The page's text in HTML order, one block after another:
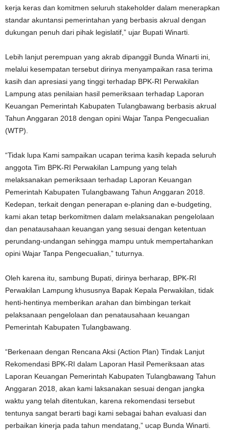
kerja keras dan komitmen seluruh stakeholder dalam menerapkan
standar akuntansi pemerintahan yang berbasis akrual dengan
dukungan penuh dari pihak legislatif,” ujar Bupati Winarti.
Lebih lanjut perempuan yang akrab dipanggil Bunda Winarti ini,
melalui kesempatan tersebut dirinya menyampaikan rasa terima
kasih dan apresiasi yang tinggi terhadap BPK-RI Perwakilan
Lampung atas penilaian hasil pemeriksaan terhadap Laporan
Keuangan Pemerintah Kabupaten Tulangbawang berbasis akrual
Tahun Anggaran 2018 dengan opini Wajar Tanpa Pengecualian
(WTP).
“Tidak lupa Kami sampaikan ucapan terima kasih kepada seluruh
anggota Tim BPK-RI Perwakilan Lampung yang telah
melaksanakan pemeriksaan terhadap Laporan Keuangan
Pemerintah Kabupaten Tulangbawang Tahun Anggaran 2018.
Kedepan, terkait dengan penerapan e-planing dan e-budgeting,
kami akan tetap berkomitmen dalam melaksanakan pengelolaan
dan penatausahaan keuangan yang sesuai dengan ketentuan
perundang-undangan sehingga mampu untuk mempertahankan
opini Wajar Tanpa Pengecualian,” tuturnya.
Oleh karena itu, sambung Bupati, dirinya berharap, BPK-RI
Perwakilan Lampung khususnya Bapak Kepala Perwakilan, tidak
henti-hentinya memberikan arahan dan bimbingan terkait
pelaksanaan pengelolaan dan penatausahaan keuangan
Pemerintah Kabupaten Tulangbawang.
“Berkenaan dengan Rencana Aksi (Action Plan) Tindak Lanjut
Rekomendasi BPK-RI dalam Laporan Hasil Pemeriksaan atas
Laporan Keuangan Pemerintah Kabupaten Tulangbawang Tahun
Anggaran 2018, akan kami laksanakan sesuai dengan jangka
waktu yang telah ditentukan, karena rekomendasi tersebut
tentunya sangat berarti bagi kami sebagai bahan evaluasi dan
perbaikan kinerja pada tahun mendatang,” ucap Bunda Winarti.